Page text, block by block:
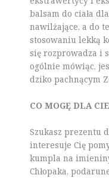
balsam do ciała
nawilżające, a do
stosowaniu lekką
się rozprowadza i
ogólnie mówiąc,
dziko pachnącym
CO MOGĘ DLA
Szukasz prezentu
interesuje Cię
kumpla na
Chłopaka,